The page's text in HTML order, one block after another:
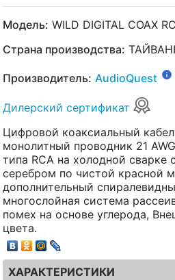
Модель: WILD DIGITAL COAX
Страна производства:
Производитель: AudioQuest
Дилерский сертификат
Цифровой коаксиальный
монолитный проводник 21
типа RCA на холодной
серебром по чистой красной
дополнительный
многослойная система
помех на основе углерода,
цвета.
ХАРАКТЕРИСТИКИ